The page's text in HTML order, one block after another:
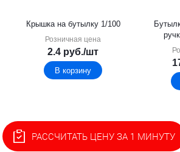
Крышка на бутылку 1/100
Розничная цена
2.4 руб./шт
В корзину
РАССЧИТАТЬ ЦЕНУ ЗА 1 МИНУТУ